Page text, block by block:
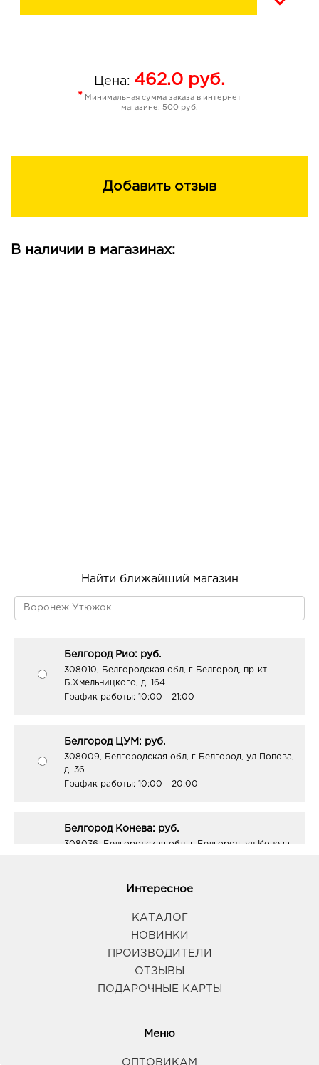
Аппликатор плоской формы помогает набрать
стекла».
Цена: 462.0 руб.
* Минимальная сумма заказа в интернет
магазине: 500 руб.
Добавить отзыв
В наличии в магазинах:
Найти ближайший магазин
Белгород Рио: руб.
308010, Белгородская обл, г Белгород, пр-кт
Б.Хмельницкого, д. 164
График работы: 10:00 - 21:00
Белгород ЦУМ: руб.
308009, Белгородская обл, г Белгород, ул Попова,
д. 36
График работы: 10:00 - 20:00
Белгород Конева: руб.
308036, Белгородская обл, г Белгород, ул Конева,
Белгород Маяк: руб.
308009, Белгородская обл, г Белгород, ул 50-
График работы: 9:00 - 20:00
Б.Хмельницкого, соор. 50б
Интересное
КАТАЛОГ
НОВИНКИ
ПРОИЗВОДИТЕЛИ
ОТЗЫВЫ
ПОДАРОЧНЫЕ КАРТЫ
Меню
ОПТОВИКАМ